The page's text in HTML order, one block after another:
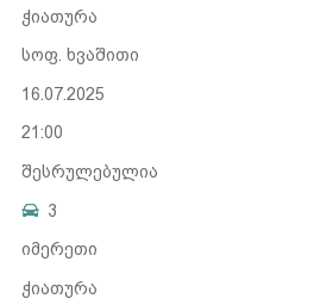
ჭიათურა
სოფ. ხვაშითი
16.07.2025
21:00
შესრულებულია
3
იმერეთი
ჭიათურა